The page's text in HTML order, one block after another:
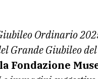
Ordinario
Grande Giubileo
Fondazione